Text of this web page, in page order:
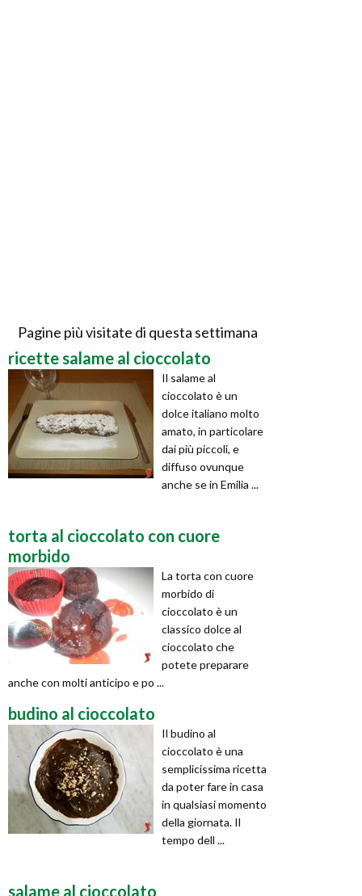
Pagine più visitate di questa settimana
ricette salame al cioccolato
Il salame al
cioccolato è un
dolce italiano molto
amato, in particolare
dai più piccoli, e
diffuso ovunque
anche se in Emilia ...
torta al cioccolato con cuore
morbido
La torta con cuore
morbido di
cioccolato è un
classico dolce al
cioccolato che
potete preparare
anche con molti anticipo e po ...
budino al cioccolato
Il budino al
cioccolato è una
semplicissima ricetta
da poter fare in casa
in qualsiasi momento
della giornata. Il
tempo dell ...
salame al cioccolato